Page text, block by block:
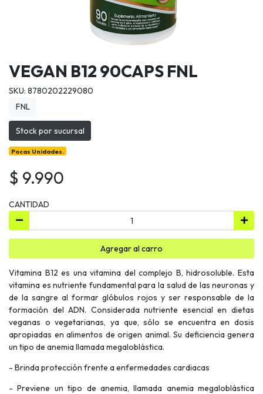
VEGAN B12 90CAPS FNL
SKU: 8780202229080
FNL
Stock por sucursal
Pocas Unidades.
$ 9.990
CANTIDAD
Agregar al carro
Vitamina B12 es una vitamina del complejo B, hidrosoluble. Esta
vitamina es nutriente fundamental para la salud de las neuronas y
de la sangre al formar glóbulos rojos y ser responsable de la
formación del ADN. Considerada nutriente esencial en dietas
veganas o vegetarianas, ya que, sólo se encuentra en dosis
apropiadas en alimentos de origen animal. Su deficiencia genera
un tipo de anemia llamada megaloblástica.
- Brinda protección frente a enfermedades cardiacas
- Previene un tipo de anemia, llamada anemia megaloblástica